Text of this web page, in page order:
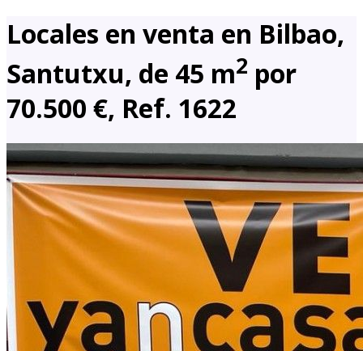
Locales en venta en Bilbao,
Santutxu, de 45 m2 por
70.500 €, Ref. 1622